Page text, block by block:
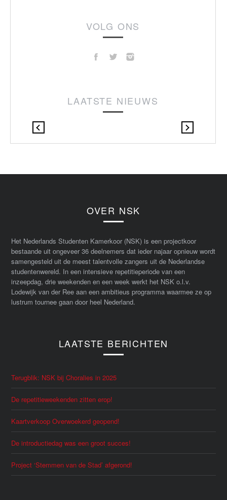
VOLG ONS
LAATSTE NIEUWS
OVER NSK
Het Nederlands Studenten Kamerkoor (NSK) is een projectkoor
bestaande uit ongeveer 36 deelnemers dat ieder najaar opnieuw wordt
samengesteld uit de meest talentvolle zangers uit de Nederlandse
studentenwereld. In een intensieve repetitieperiode van een
inzeepdag, drie weekenden en een week werkt het NSK o.l.v.
Lodewijk van der Ree aan een ambitieus programma waarmee ze op
lustrum tournee gaan door heel Nederland.
LAATSTE BERICHTEN
Terugblik: NSK bij Choralies in 2025
De repetitieweekenden zitten erop!
Kaartverkoop Overwoekerd geopend!
De introductiedag was een groot succes!
Project ‘Stemmen van de Stad’ afgerond!